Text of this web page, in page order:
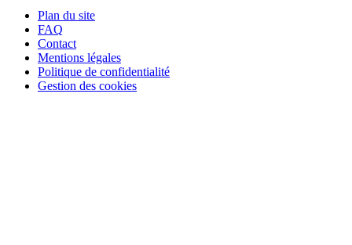
Plan du site
FAQ
Contact
Mentions légales
Politique de confidentialité
Gestion des cookies